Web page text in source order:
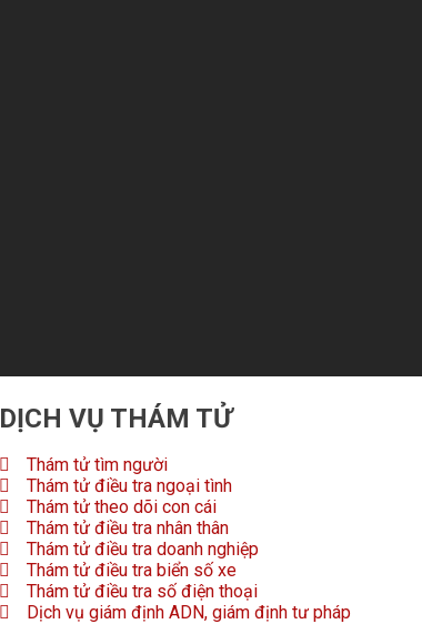
DỊCH VỤ THÁM TỬ
Thám tử tìm người
Thám tử điều tra ngoại tình
Thám tử theo dõi con cái
Thám tử điều tra nhân thân
Thám tử điều tra doanh nghiệp
Thám tử điều tra biển số xe
Thám tử điều tra số điện thoại
Dịch vụ giám định ADN, giám định tư pháp